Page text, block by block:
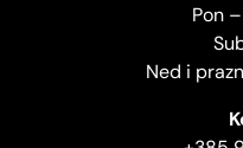
Pon
Ned i